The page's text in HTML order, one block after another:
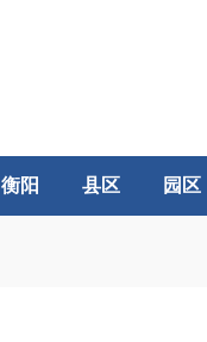
衡阳 县区 园区